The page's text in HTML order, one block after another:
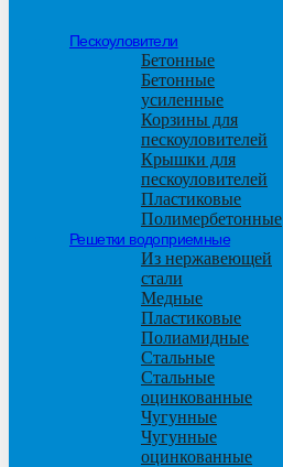
Пескоуловители
Бетонные
Бетонные
усиленные
Корзины для
пескоуловителей
Крышки для
пескоуловителей
Пластиковые
Полимербетонные
Решетки водоприемные
Из нержавеющей
стали
Медные
Пластиковые
Полиамидные
Стальные
Стальные
оцинкованные
Чугунные
Чугунные
оцинкованные